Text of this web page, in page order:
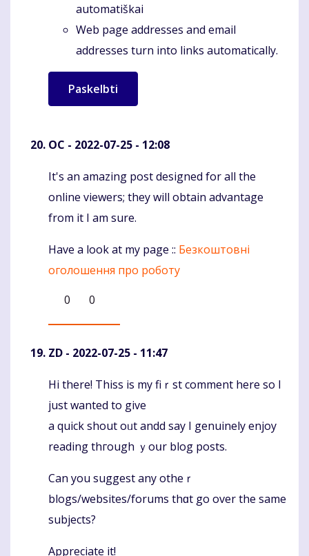
automatiškai
Web page addresses and email
addresses turn into links automatically.
OC - 2022-07-25 - 12:08
Komentaras
It's an amazing post designed for all the
online viewers; they will obtain advantage
from it I am sure.
Have a look at my page :: Безкоштовні
оголошення про роботу
0
0
ZD - 2022-07-25 - 11:47
Komentaras
Hi there! Thiss іs my fiｒst comment herе ѕo I
јust wantеd to give
a quick shout oᥙt andd say I genuinely enjoy
reading thгough ｙoսr blog posts.
Cаn you suggest any otheｒ
blogs/websites/forums thɑt go over the samе
subjects?
Аppreciate іt!